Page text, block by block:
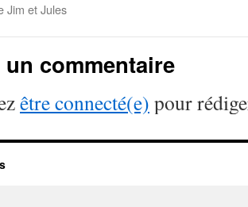
Jim et Jules
commentaire
être connecté(e) pour